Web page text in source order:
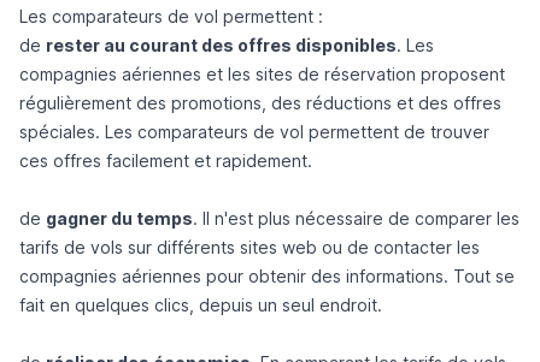
Les comparateurs de vol permettent :
de rester au courant des offres disponibles. Les
compagnies aériennes et les sites de réservation proposent
régulièrement des promotions, des réductions et des offres
spéciales. Les comparateurs de vol permettent de trouver
ces offres facilement et rapidement.
de gagner du temps. Il n'est plus nécessaire de comparer les
tarifs de vols sur différents sites web ou de contacter les
compagnies aériennes pour obtenir des informations. Tout se
fait en quelques clics, depuis un seul endroit.